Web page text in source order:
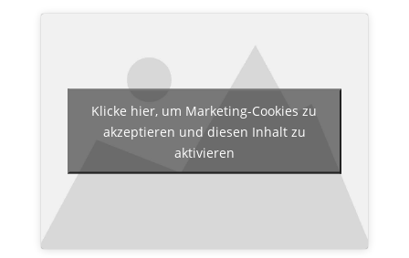
Klicke hier, um Marketing-Cookies zu
akzeptieren und diesen Inhalt zu
aktivieren